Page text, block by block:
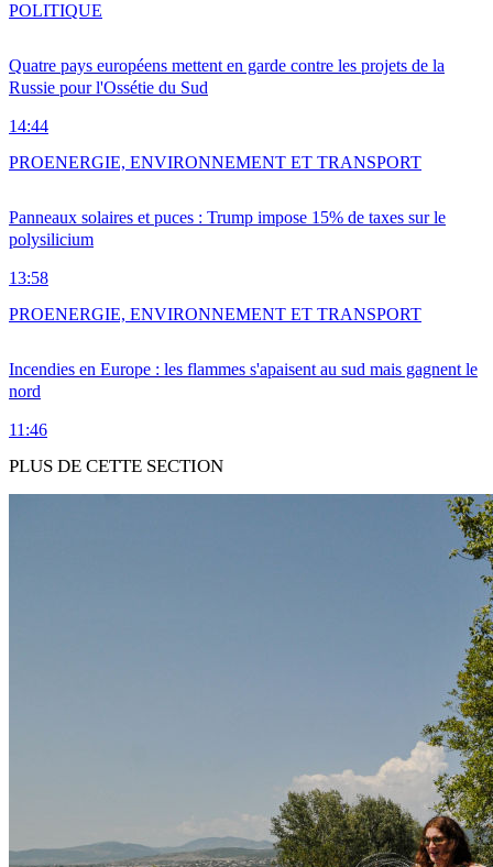
Quatre pays européens mettent en garde contre les projets de la
Russie pour l'Ossétie du Sud
14:44
POLITIQUE
Panneaux solaires et puces : Trump impose 15% de taxes sur le
polysilicium
13:58
PROENERGIE, ENVIRONNEMENT ET TRANSPORT
Incendies en Europe : les flammes s'apaisent au sud mais gagnent le
nord
11:46
PROENERGIE, ENVIRONNEMENT ET TRANSPORT
PLUS DE CETTE SECTION